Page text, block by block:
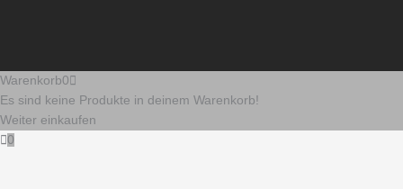
Warenkorb0
Es sind keine Produkte in deinem Warenkorb!
Weiter einkaufen
0